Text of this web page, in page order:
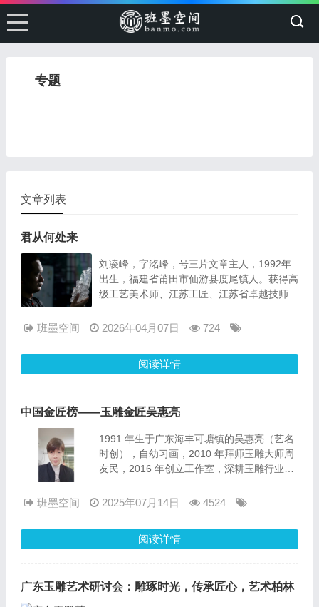
专题
文章列表
君从何处来
刘凌峰，字洺峰，号三片文章主人，1992年
出生，福建省莆田市仙游县度尾镇人。获得高
级工艺美术师、江苏工匠、江苏省卓越技师
手、中国轻工玉石雕刻师、工艺品雕刻工一
技术能手、江苏省传统技艺技能大师、江苏省
高级工艺美术师、江苏省乡土人才‘三带’新秀
班墨空间 2026年04月07日 724
阅读详情
中国金匠榜——玉雕金匠吴惠亮
1991 年生于广东海丰可塘镇的吴惠亮（艺名
时创），自幼习画，2010 年拜师玉雕大师周
友民，2016 年创立工作室，深耕玉雕行业十
现代设计理念。他独创 “理论 + 实践 + 创新”
任多所艺术院校特聘教授。与井冈山技术学校
合作创办玉雕专业，开发课程体系，推动产教
让玉雕艺术焕发当代生命力，是兼具技艺与思
班墨空间 2025年07月14日 4524
阅读详情
广东玉雕艺术研讨会：雕琢时光，传承匠心，艺术柏林